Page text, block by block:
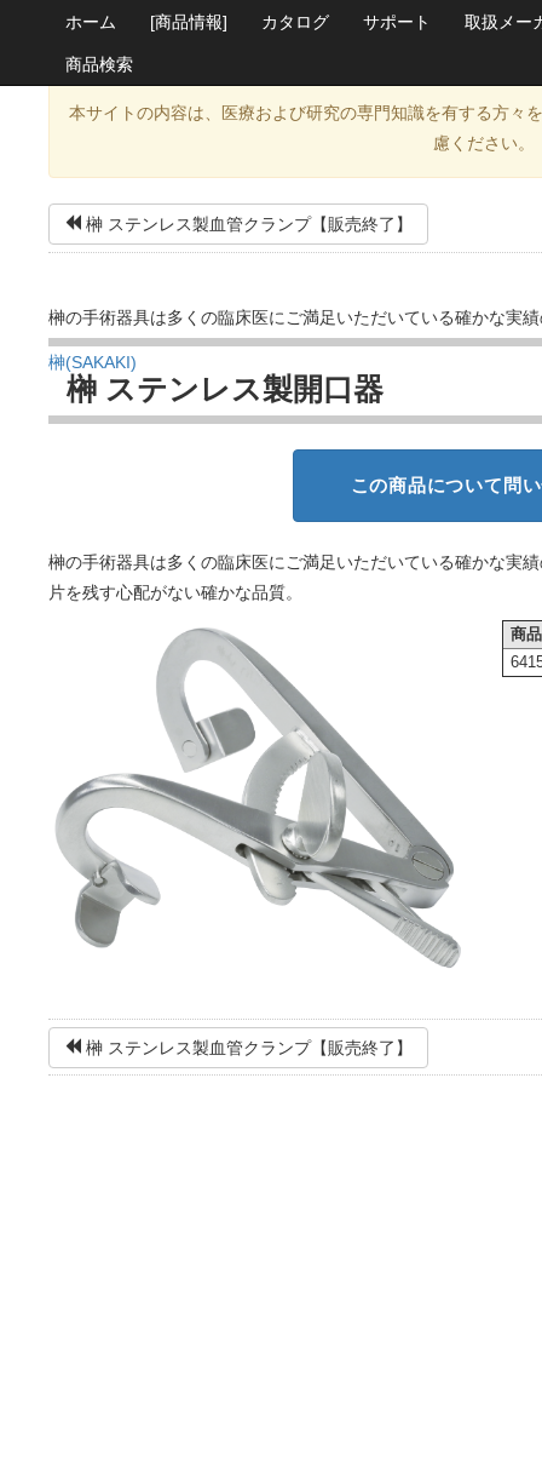
ホーム [商品情報] カタログ サポート 取扱メー
商品検索
本サイトの内容は、医療および研究の専門知識を有する方々
慮ください。
榊 ステンレス製血管クランプ【販売終了】
榊の手術器具は多くの臨床医にご満足いただいている確かな実
榊(SAKAKI)
榊 ステンレス製開口器
この商品について問
榊の手術器具は多くの臨床医にご満足いただいている確かな実
片を残す心配がない確かな品質。
商
榊 ステンレス製血管クランプ【販売終了】